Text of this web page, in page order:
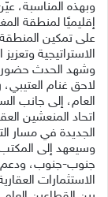
وبهذه المناسبة،
إقليميًا لمنطقة
على تمكين
الاستراتيجية
وشهد الحدث حضور
لاحق غنام
اتحاد المنعشين
الجديدة في مسار
وسيعهد إلى المكتب
جنوب-جنوب، ودعم
الاستثمارات